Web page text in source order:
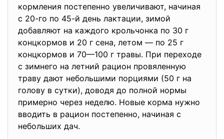
кормления постепенно увеличивают, начиная
с 20-го по 45-й день лактации, зимой
добавляют на каждого крольчонка по 30 г
концкормов и 20 г сена, летом — по 25 г
концкормов и 70—100 г травы. При переходе
с зимнего на летний рацион провяленную
траву дают небольшими порциями (50 г на
голову в сутки), доводя до полной нормы
примерно через неделю. Новые корма нужно
вводить в рацион постепенно, начиная с
небольших дач.